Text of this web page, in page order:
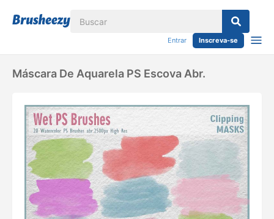
Entrar Inscreva-se
Máscara De Aquarela PS Escova Abr.